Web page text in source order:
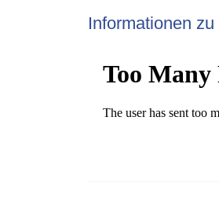
Informationen